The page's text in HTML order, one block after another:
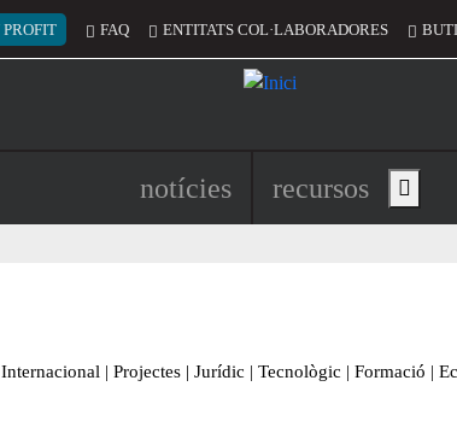
del compte d'usuari
PROFIT FAQ ENTITATS COL·LABORADORES
Navegació principal de
notícies recursos Show
Internacional | Projectes | Jurídic | Tecnològic | Formació |